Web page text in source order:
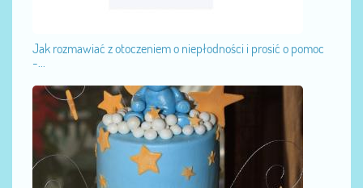
Jak rozmawiać z otoczeniem o niepłodności i prosić o pomoc
-...